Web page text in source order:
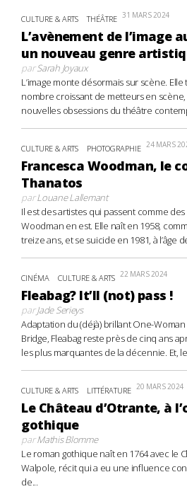
CULTURE & ARTS THÉÂTRE 31 MARS 2024
L’avènement de l’image
un nouveau genre
parSarah Joyaux
L’image monte désormais sur scène.
nombre croissant de metteurs en
nouvelles obsessions du théâtre
CULTURE & ARTS PHOTOGRAPHIE 24 MARS
Francesca Woodman, le
Thanatos
parLouane Lallemant
Il est des artistes qui passent comme
Woodman en est. Elle naît en 1958,
treize ans, et se suicide en 1981, à l’âge
CINÉMA CULTURE & ARTS 22 MARS 2024
Fleabag? It’ll (not) pass !
parJade Serieys
Adaptation du (déjà) brillant One-
Bridge, Fleabag reste près de cinq ans
les plus marquantes de la décennie. Et,
CULTURE & ARTS LITTÉRATURE 20 MARS 2024
Le Château d’Otrante, à
gothique
parMathis Blomme
Le roman gothique naît en 1764 avec le
Walpole, récit qui a eu une influence
de...